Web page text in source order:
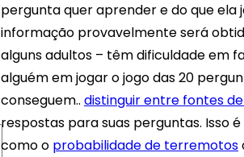
pergunta quer aprender e do que ela
informação provavelmente será
alguns adultos – têm dificuldade em
alguém em jogar o jogo das 20
conseguem.. distinguir entre fontes
respostas para suas perguntas. Isso
como o probabilidade de terremotos